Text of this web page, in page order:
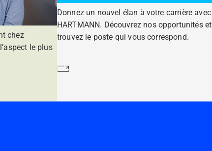
chez
le plus
Donnez un nouvel élan à votre carrière avec
HARTMANN. Découvrez nos opportunités et
trouvez le poste qui vous correspond.
En savoir plus